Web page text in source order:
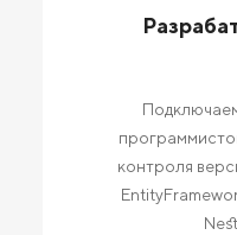
контроля